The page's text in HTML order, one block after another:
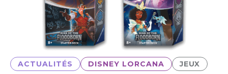
ACTUALITÉS DISNEY LORCANA JEUX